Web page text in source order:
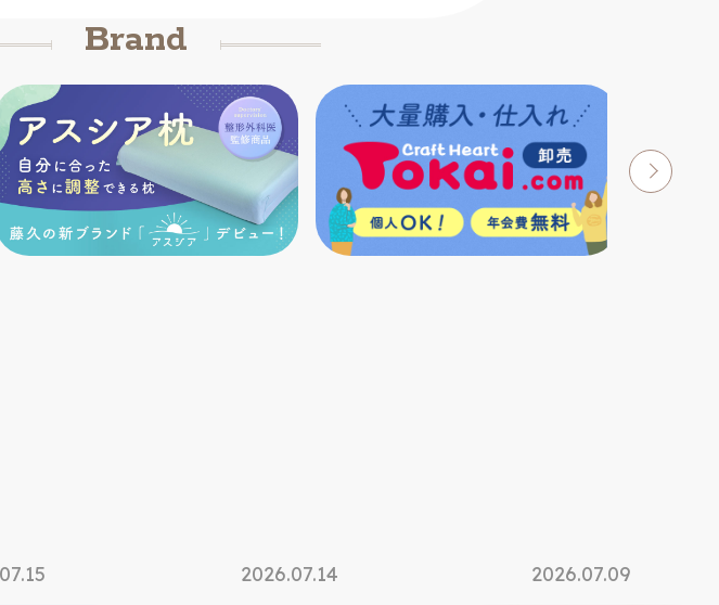
ファミリー商品会員割引終了のお知
Brand
2026.07.09 2026.07.09